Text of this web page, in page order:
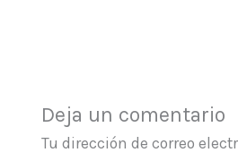
Deja un comentario
Tu dirección de correo